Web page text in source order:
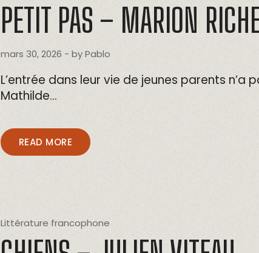
PETIT PAS – MARION
mars 30, 2026 - byPablo
L’entrée dans leur vie de jeunes parents n’a
Mathilde…
READ MORE
Littérature francophone